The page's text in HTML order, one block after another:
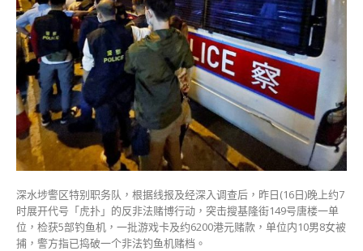
辟
钓
鱼
机
赌
档
18
人
被
捕〉
中
深水埗警区特别职务队，根据线报及经深入调查后，昨日(16日)晚上约7
时展开代号「虎扑」的反非法赌博行动，突击搜基隆街149号唐楼一单
位，检获5部钓鱼机，一批游戏卡及约6200港元赌款，单位内10男8女被
捕，警方指已捣破一个非法钓鱼机赌档。